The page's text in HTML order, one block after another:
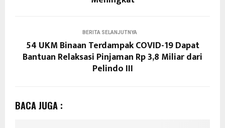
BERITA SELANJUTNYA
54 UKM Binaan Terdampak COVID-19 Dapat
Bantuan Relaksasi Pinjaman Rp 3,8 Miliar dari
Pelindo III
BACA JUGA :